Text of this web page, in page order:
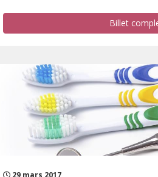
Billet
29 mars 2017